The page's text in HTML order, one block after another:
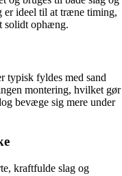
er ideel til at træne timing,
solidt ophæng.
typisk fyldes med sand
montering, hvilket gør
bevæge sig mere under
kraftfulde slag og